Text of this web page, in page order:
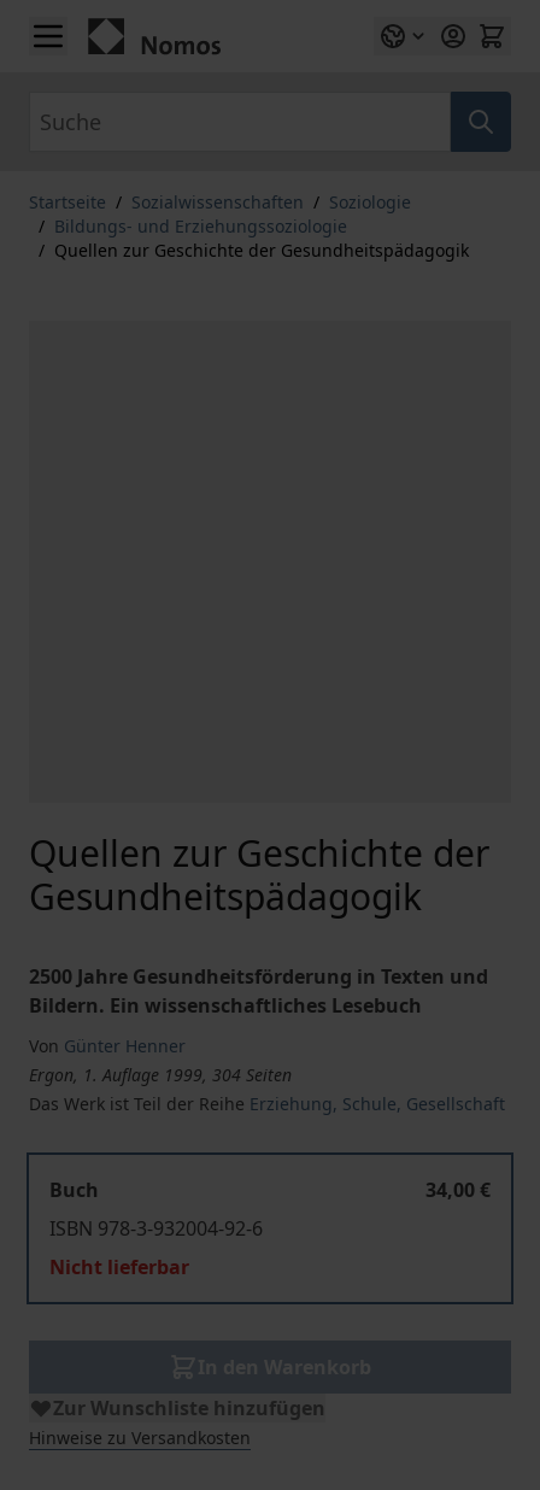
Zum Inhalt springen
Startseite / Sozialwissenschaften / Soziologie
/ Bildungs- und Erziehungssoziologie
/ Quellen zur Geschichte der Gesundheitspädagogik
Quellen zur Geschichte der
Gesundheitspädagogik
2500 Jahre Gesundheitsförderung in Texten und
Bildern. Ein wissenschaftliches Lesebuch
Von Günter Henner
Ergon, 1. Auflage 1999, 304 Seiten
Das Werk ist Teil der Reihe Erziehung, Schule, Gesellschaft
Buch
34,00 €
ISBN 978-3-932004-92-6
Nicht lieferbar
Zur Wunschliste hinzufügen
Hinweise zu Versandkosten